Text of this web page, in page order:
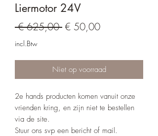
Liermotor 24V
€ 625,00 Normale prijs
€ 50,00Verkoopprijs
incl.Btw
Niet op voorraad
2e hands producten komen vanuit onze
vrienden kring, en zijn niet te bestellen
via de site.
Stuur ons svp een bericht of mail.